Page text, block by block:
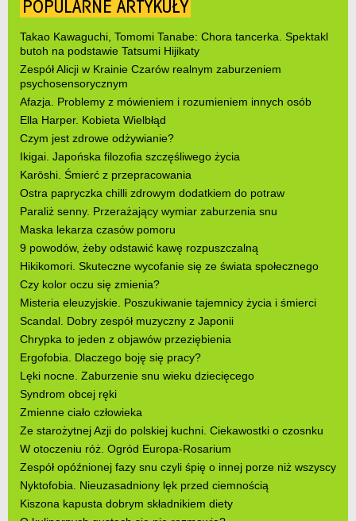
POPULARNE ARTYKUŁY
Takao Kawaguchi, Tomomi Tanabe: Chora tancerka. Spektakl
butoh na podstawie Tatsumi Hijikaty
Zespół Alicji w Krainie Czarów realnym zaburzeniem
psychosensorycznym
Afazja. Problemy z mówieniem i rozumieniem innych osób
Ella Harper. Kobieta Wielbłąd
Czym jest zdrowe odżywianie?
Ikigai. Japońska filozofia szczęśliwego życia
Karōshi. Śmierć z przepracowania
Ostra papryczka chilli zdrowym dodatkiem do potraw
Paraliż senny. Przerażający wymiar zaburzenia snu
Maska lekarza czasów pomoru
9 powodów, żeby odstawić kawę rozpuszczalną
Hikikomori. Skuteczne wycofanie się ze świata społecznego
Czy kolor oczu się zmienia?
Misteria eleuzyjskie. Poszukiwanie tajemnicy życia i śmierci
Scandal. Dobry zespół muzyczny z Japonii
Chrypka to jeden z objawów przeziębienia
Ergofobia. Dlaczego boję się pracy?
Lęki nocne. Zaburzenie snu wieku dziecięcego
Syndrom obcej ręki
Zmienne ciało człowieka
Ze starożytnej Azji do polskiej kuchni. Ciekawostki o czosnku
W otoczeniu róż. Ogród Europa-Rosarium
Zespół opóźnionej fazy snu czyli śpię o innej porze niż wszyscy
Nyktofobia. Nieuzasadniony lęk przed ciemnością
Kiszona kapusta dobrym składnikiem diety